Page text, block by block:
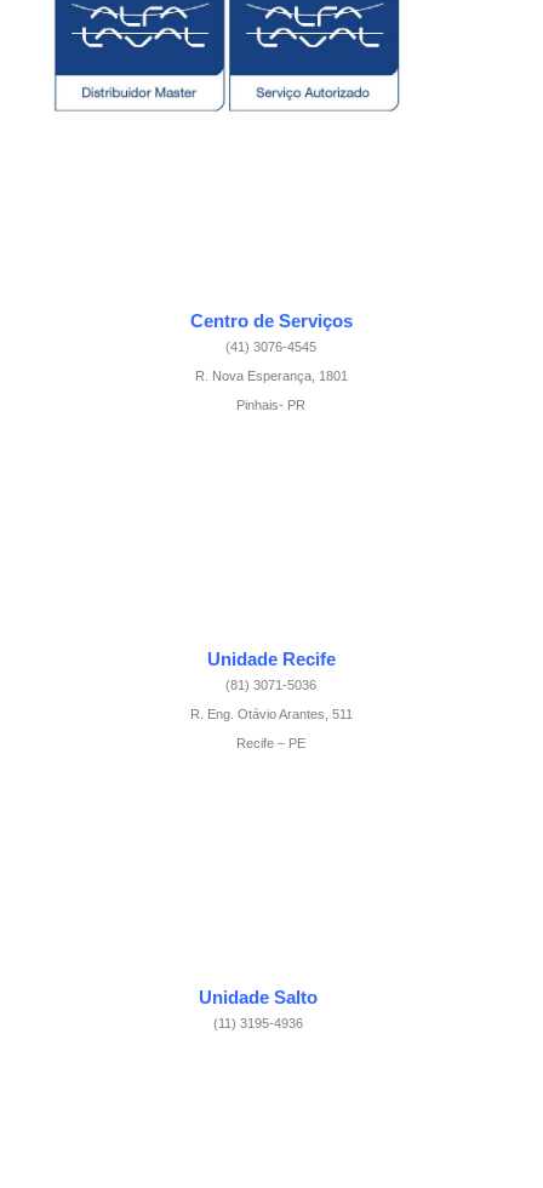
Unidade Salto
(11) 3195-4936
Unidade Recife
(81) 3071-5036
R. Eng. Otávio Arantes, 511
Recife – PE
Centro de Serviços
(41) 3076-4545
R. Nova Esperança, 1801
Pinhais- PR
r
m
e
b
o
o
k
-
t
u
b
e
k
e
i
n